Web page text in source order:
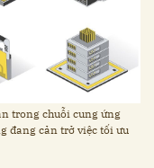
trong chuỗi cung ứng
đang cản trở việc tối ưu